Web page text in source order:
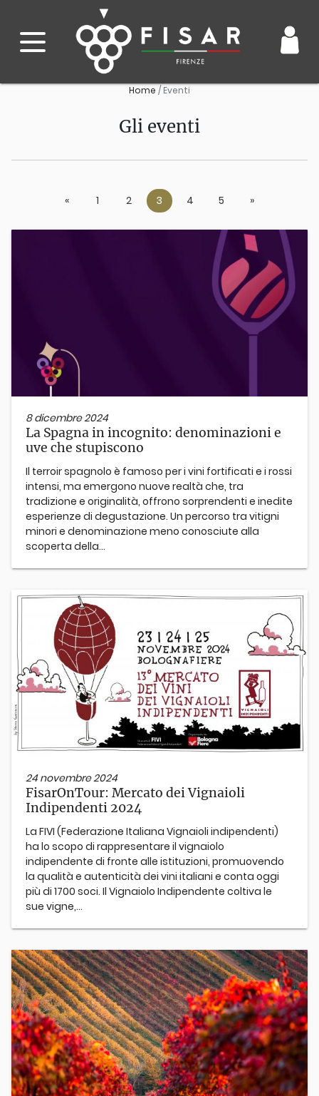
Home Eventi
Gli eventi
«Previous
1 2 3 4 5 »Next
8 dicembre 2024
La Spagna in incognito: denominazioni e
uve che stupiscono
Il terroir spagnolo è famoso per i vini fortificati e i rossi
intensi, ma emergono nuove realtà che, tra
tradizione e originalità, offrono sorprendenti e inedite
esperienze di degustazione. Un percorso tra vitigni
minori e denominazione meno conosciute alla
scoperta della...
24 novembre 2024
FisarOnTour: Mercato dei Vignaioli
Indipendenti 2024
La FIVI (Federazione Italiana Vignaioli indipendenti)
ha lo scopo di rappresentare il vignaiolo
indipendente di fronte alle istituzioni, promuovendo
la qualità e autenticità dei vini italiani e conta oggi
più di 1700 soci. Il Vignaiolo Indipendente coltiva le
sue vigne,...